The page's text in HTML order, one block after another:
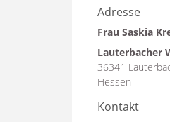
Adresse
Frau Saskia
Lauterbacher
36341
Hessen
Kontakt